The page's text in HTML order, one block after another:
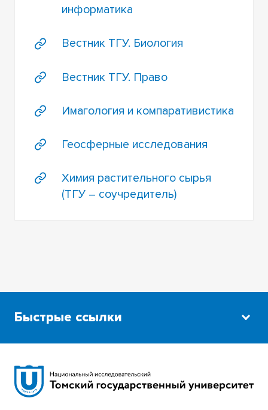
информатика
Вестник ТГУ. Биология
Вестник ТГУ. Право
Имагология и компаративистика
Геосферные исследования
Химия растительного сырья
(ТГУ – соучредитель)
Быстрые ссылки
Сибирский ботанический сад